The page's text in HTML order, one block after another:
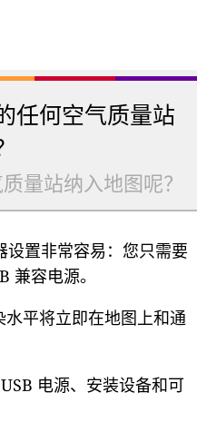
任何空气质量站
量站纳入地图呢？
置非常容易：您只需要
兼容电源。
平将立即在地图上和通
电源、安装设备和可